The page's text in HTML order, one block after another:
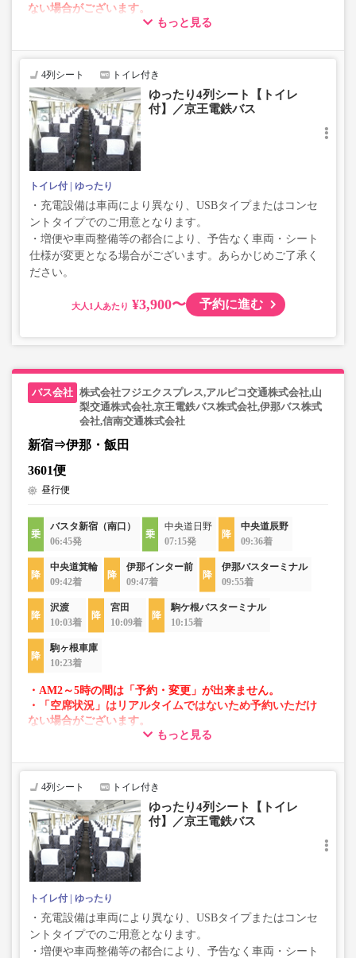
ない場合がございます。
・車両は予告なく変更となる場合がございます。これに伴
で、あらかじめご了承ください。
もっと見る
4列シート トイレ付き
ゆったり4列シート【トイレ
付】／京王電鉄バス
トイレ付 ゆったり
・充電設備は車両により異なり、USBタイプまたはコンセ
ントタイプでのご用意となります。
・増便や車両整備等の都合により、予告なく車両・シート
仕様が変更となる場合がございます。あらかじめご了承く
ださい。
大人 ¥3,900〜 予約に進む
株式会社フジエクスプレス,アルピコ交通株式会社,山
梨交通株式会社,京王電鉄バス株式会社,伊那バス株式
会社,信南交通株式会社
新宿⇒伊那・飯田
3601便
昼行便
バスタ新宿（南口）
06:45発
中央道日野
07:15発
中央道辰野
09:36着
中央道箕輪
09:42着
伊那インター前
09:47着
伊那バスターミナル
09:55着
沢渡
10:03着
宮田
10:09着
駒ケ根バスターミナル
10:15着
駒ヶ根車庫
10:23着
・AM2～5時の間は「予約・変更」が出来ません。
・「空席状況」はリアルタイムではないため予約いただけ
ない場合がございます。
・車両は予告なく変更となる場合がございます。これに伴
で、あらかじめご了承ください。
もっと見る
4列シート トイレ付き
ゆったり4列シート【トイレ
付】／京王電鉄バス
トイレ付 ゆったり
・充電設備は車両により異なり、USBタイプまたはコンセ
ントタイプでのご用意となります。
・増便や車両整備等の都合により、予告なく車両・シート